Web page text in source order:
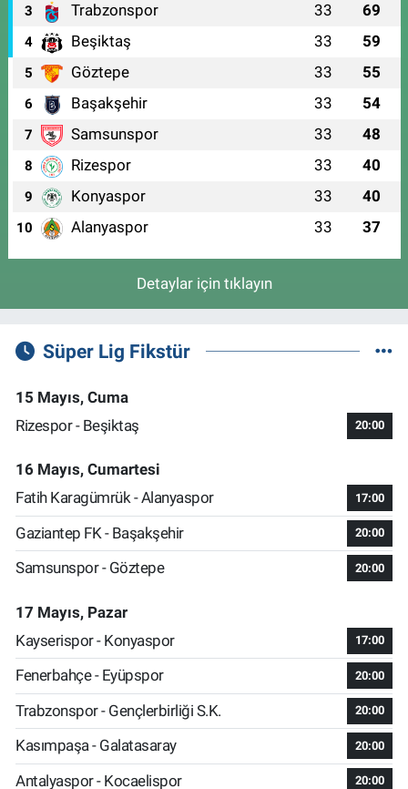
3 Trabzonspor 33 69
4 Beşiktaş 33 59
5 Göztepe 33 55
6 Başakşehir 33 54
7 Samsunspor 33 48
8 Rizespor 33 40
9 Konyaspor 33 40
10 Alanyaspor 33 37
Detaylar için tıklayın
Süper Lig Fikstür
15 Mayıs, Cuma
Rizespor - Beşiktaş
20:00
16 Mayıs, Cumartesi
Fatih Karagümrük - Alanyaspor
17:00
Gaziantep FK - Başakşehir 20:00
Samsunspor - Göztepe 20:00
17 Mayıs, Pazar
Kayserispor - Konyaspor
17:00
Fenerbahçe - Eyüpspor 20:00
Trabzonspor - Gençlerbirliği S.K. 20:00
Kasımpaşa - Galatasaray 20:00
Antalyaspor - Kocaelispor 20:00